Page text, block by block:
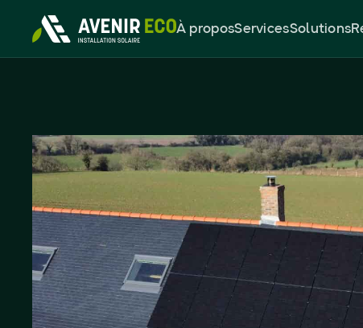
À proposServicesSolutions
Panneaux
DualSun 6kWc à
Ferchaud (35)
6 kWc 27 %